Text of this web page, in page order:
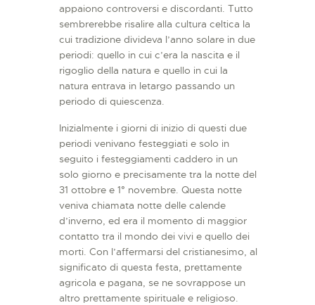
appaiono controversi e discordanti. Tutto
sembrerebbe risalire alla cultura celtica la
cui tradizione divideva l’anno solare in due
periodi: quello in cui c’era la nascita e il
rigoglio della natura e quello in cui la
natura entrava in letargo passando un
periodo di quiescenza.
Inizialmente i giorni di inizio di questi due
periodi venivano festeggiati e solo in
seguito i festeggiamenti caddero in un
solo giorno e precisamente tra la notte del
31 ottobre e 1° novembre. Questa notte
veniva chiamata notte delle calende
d’inverno, ed era il momento di maggior
contatto tra il mondo dei vivi e quello dei
morti. Con l’affermarsi del cristianesimo, al
significato di questa festa, prettamente
agricola e pagana, se ne sovrappose un
altro prettamente spirituale e religioso.